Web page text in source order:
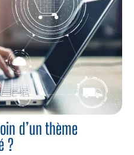
d’un thème
?